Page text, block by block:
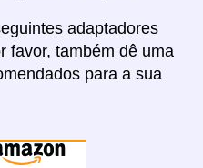
adaptadores
favor, também dê uma
para a sua